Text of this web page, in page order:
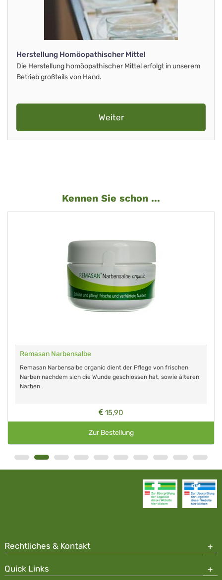
Herstellung Homöopathischer Mittel
Die Herstellung homöopathischer Mittel erfolgt in unserem
Betrieb großteils von Hand.
Weiter
Kennen Sie schon ...
Remasan Narbensalbe
Remasan Narbensalbe organic dient der Pflege von frischen
Narben nachdem sich die Wunde geschlossen hat, sowie älteren
Narben.
15,90
Zur Bestellung
Rechtliches & Kontakt
Quick Links